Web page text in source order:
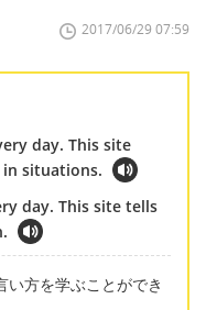
2017/06/29 07:59
day. This site
in situations.
day. This site tells
方を学ぶことができ